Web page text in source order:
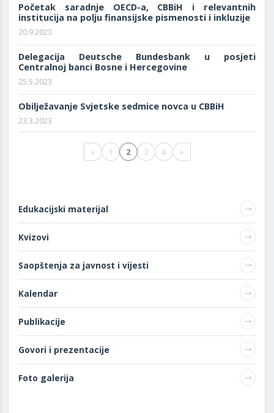
Početak saradnje OECD-a, CBBiH i relevantnih
institucija na polju finansijske pismenosti i inkluzije
20.9.2023
Delegacija Deutsche Bundesbank u posjeti
Centralnoj banci Bosne i Hercegovine
25.5.2023
Obilježavanje Svjetske sedmice novca u CBBiH
23.3.2023
« 1 2 3 4 »
Edukacijski materijal
Kvizovi
Saopštenja za javnost i vijesti
Kalendar
Publikacije
Govori i prezentacije
Foto galerija